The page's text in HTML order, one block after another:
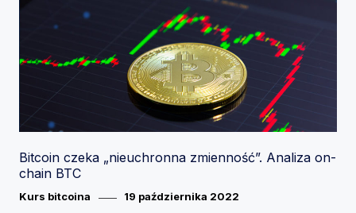
Bitcoin czeka „nieuchronna zmienność”. Analiza on-
chain BTC
Category
Kurs bitcoina
Posted
19 października 2022